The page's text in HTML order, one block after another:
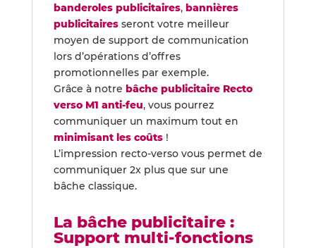
banderoles publicitaires, bannières
publicitairesseront votre meilleur
moyen de support de communication
lors d’opérations d’offres
promotionnelles par exemple.
Grâce à notre bâche publicitaire Recto
verso M1 anti-feu, vous pourrez
communiquer un maximum tout en
minimisant les coûts!
L’impression recto-verso vous permet de
communiquer 2x plus que sur une
bâche classique.
La bâche publicitaire :
Support multi-fonctions